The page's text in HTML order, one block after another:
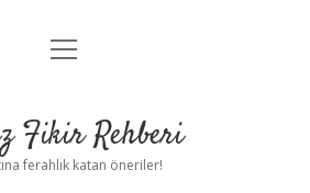
Anasayfa
Yasal Uyarı
menüyü
Fikir Rehberi
ferahlık katan öneriler!